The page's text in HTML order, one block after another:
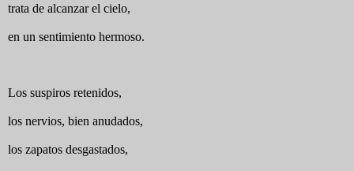
trata de alcanzar el cielo,
en un sentimiento hermoso.
Los suspiros retenidos,
los nervios, bien anudados,
los zapatos desgastados,